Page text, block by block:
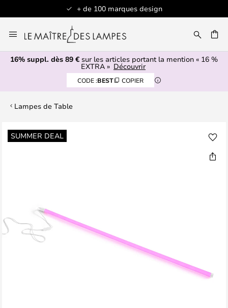
+ de 100 marques design
au
contenu
16% suppl. dès 89 € sur les articles portant la mention « 16 %
EXTRA » Découvrir
CODE :BEST COPIER
Lampes de Table
SUMMER DEAL
Skip
to
gallery